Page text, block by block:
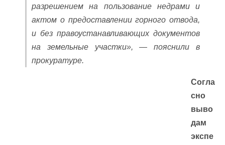
разрешением на пользование недрами и
актом о предоставлении горного отвода,
и без правоустанавливающих документов
на земельные участки», — пояснили в
прокуратуре.
Согла
сно
выво
дам
экспе